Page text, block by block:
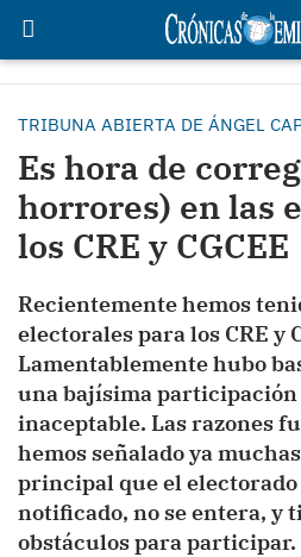
TRIBUNA ABIERTA DE ÁNGEL
Es hora de
horrores) en las
los CRE y CGCEE
Recientemente hemos
electorales para los CRE y
Lamentablemente hubo
una bajísima participación
inaceptable. Las razones
hemos señalado ya
principal que el electorado
notificado, no se entera, y
obstáculos para participar.